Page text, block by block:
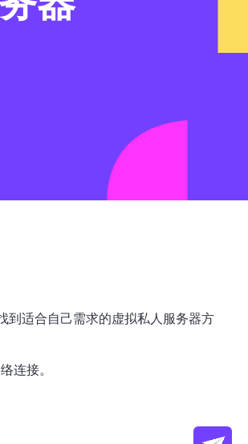
到适合自己需求的虚拟私人服务器方
连接。